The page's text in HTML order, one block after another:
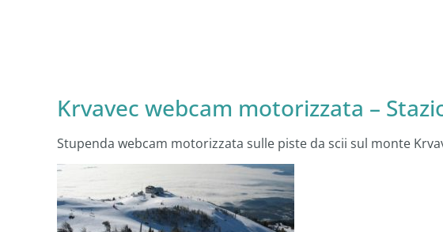
Krvavec webcam motorizzata –
Stupenda webcam motorizzata sulle piste da scii sul monte